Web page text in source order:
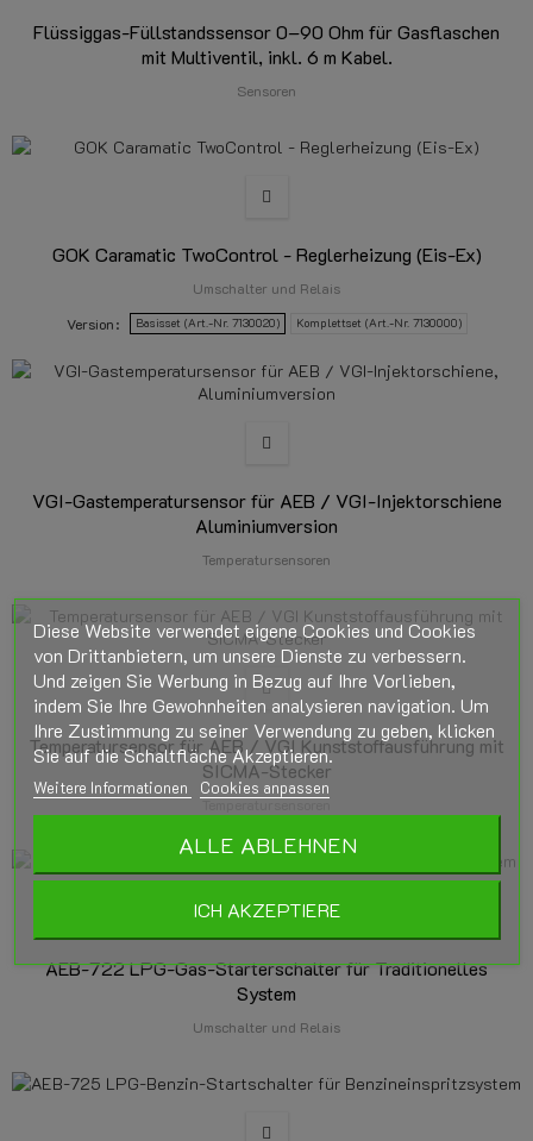
Flüssiggas-Füllstandssensor 0–90 Ohm für Gasflaschen
mit Multiventil, inkl. 6 m Kabel.
Sensoren
GOK Caramatic TwoControl - Reglerheizung (Eis-Ex)
Umschalter und Relais
Version
Basisset (Art.-Nr. 7130020) Komplettset (Art.-Nr. 7130000)
VGI-Gastemperatursensor für AEB / VGI-Injektorschiene
Aluminiumversion
Temperatursensoren
Temperatursensor für AEB / VGI Kunststoffausführung mit
SICMA-Stecker
Temperatursensoren
AEB-722 LPG-Gas-Starterschalter für Traditionelles
System
Umschalter und Relais
Diese Website verwendet eigene Cookies und Cookies
von Drittanbietern, um unsere Dienste zu verbessern.
Und zeigen Sie Werbung in Bezug auf Ihre Vorlieben,
indem Sie Ihre Gewohnheiten analysieren navigation. Um
Ihre Zustimmung zu seiner Verwendung zu geben, klicken
Sie auf die Schaltfläche Akzeptieren.
Weitere Informationen Cookies anpassen
ALLE ABLEHNEN
ICH AKZEPTIERE